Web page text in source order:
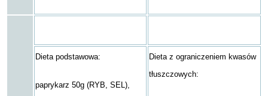
Dieta podstawowa:
paprykarz 50g (RYB, SEL),
Dieta z ograniczeniem kwasów
tłuszczowych: